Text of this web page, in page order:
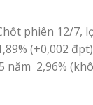
phiên 12/7,
(+0,002
năm 2,96%